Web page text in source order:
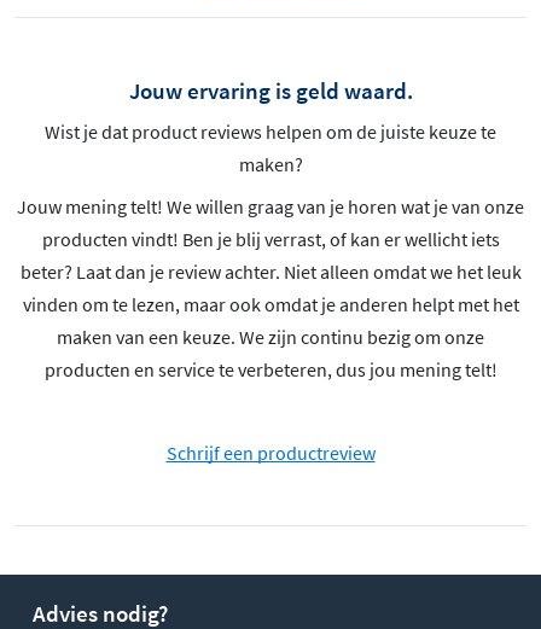
Jouw ervaring is geld waard.
Wist je dat product reviews helpen om de juiste keuze te
maken?
Jouw mening telt! We willen graag van je horen wat je van onze
producten vindt! Ben je blij verrast, of kan er wellicht iets
beter? Laat dan je review achter. Niet alleen omdat we het leuk
vinden om te lezen, maar ook omdat je anderen helpt met het
maken van een keuze. We zijn continu bezig om onze
producten en service te verbeteren, dus jou mening telt!
Schrijf een productreview
Advies nodig?